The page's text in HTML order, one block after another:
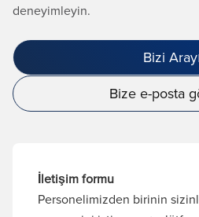
deneyimleyin.
Bizi
Bize e-posta
İletişim formu
Personelimizden birinin